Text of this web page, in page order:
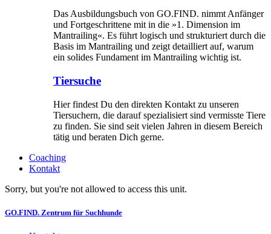
Das Ausbildungsbuch von GO.FIND. nimmt Anfänger
und Fortgeschrittene mit in die »1. Dimension im
Mantrailing«. Es führt logisch und strukturiert durch die
Basis im Mantrailing und zeigt detailliert auf, warum
ein solides Fundament im Mantrailing wichtig ist.
Tiersuche
Hier findest Du den direkten Kontakt zu unseren
Tiersuchern, die darauf spezialisiert sind vermisste Tiere
zu finden. Sie sind seit vielen Jahren in diesem Bereich
tätig und beraten Dich gerne.
Coaching
Kontakt
Sorry, but you're not allowed to access this unit.
GO.FIND. Zentrum für Suchhunde